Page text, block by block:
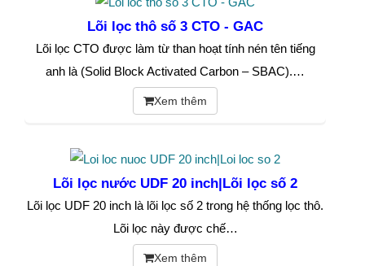
Lõi lọc thô số 3 CTO - GAC
Lõi lọc CTO được làm từ than hoạt tính nén tên tiếng
anh là (Solid Block Activated Carbon – SBAC).…
Xem thêm
Lõi lọc nước UDF 20 inch|Lõi lọc số 2
Lõi lọc UDF 20 inch là lõi lọc số 2 trong hệ thống lọc thô.
Lõi lọc này được chế…
Xem thêm